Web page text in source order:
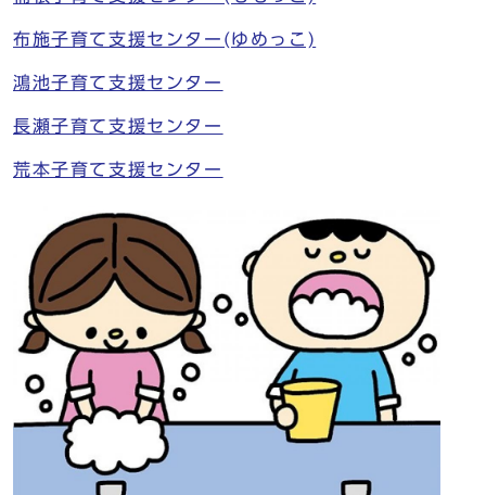
布施子育て支援センター(ゆめっこ)
鴻池子育て支援センター
長瀬子育て支援センター
荒本子育て支援センター